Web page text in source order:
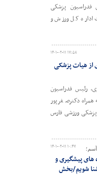
فدراسیون پزشکی
کل ورزش و
۱۴۰۱-۰۲-۱۱ ۱۷:۵۸
از هیات پزشکی
رئیس فدراسیون
دکترصفرپور
ورزشی فارس
۱۴۰۱-۰۲-۱۱ ۱۰:۴۷
های پیشگیری و
شویم/بخش